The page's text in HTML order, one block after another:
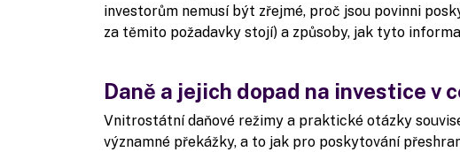
investorům nemusí být zřejmé, proč jsou povinni
za těmito požadavky stojí) a způsoby, jak tyto
Daně a jejich dopad na investice v
Vnitrostátní daňové režimy a praktické otázky
významné překážky, a to jak pro poskytování